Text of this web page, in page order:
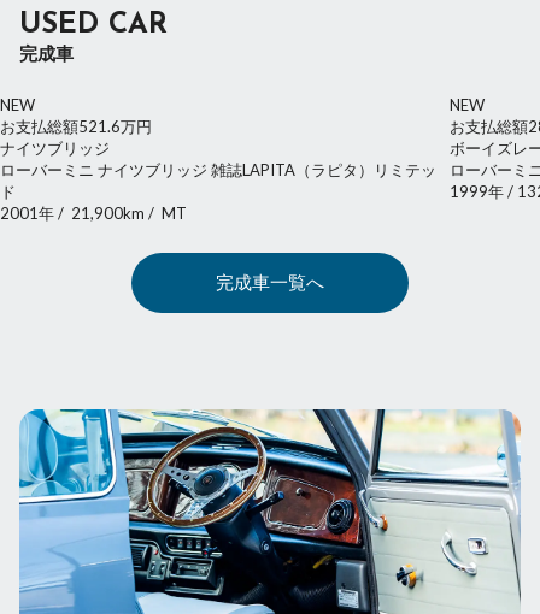
USED CAR
完成車
NEW
お支払総額521.6万円
ナイツブリッジ
ローバーミニ ナイツブリッジ 雑誌LAPITA（ラピタ）リミテッ
ド
2001年/ 21,900km / MT
NEW
お支払総額
ボーイズレ
ローバーミ
1999年/
完成車一覧へ